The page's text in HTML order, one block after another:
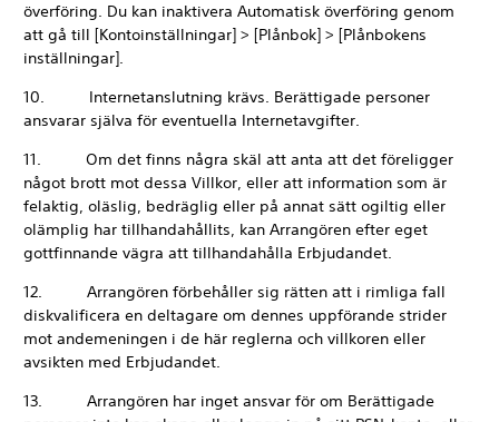
överföring. Du kan inaktivera Automatisk överföring genom
att gå till [Kontoinställningar] > [Plånbok] > [Plånbokens
inställningar].
10. Internetanslutning krävs. Berättigade personer
ansvarar själva för eventuella Internetavgifter.
11. Om det finns några skäl att anta att det föreligger
något brott mot dessa Villkor, eller att information som är
felaktig, oläslig, bedräglig eller på annat sätt ogiltig eller
olämplig har tillhandahållits, kan Arrangören efter eget
gottfinnande vägra att tillhandahålla Erbjudandet.
12. Arrangören förbehåller sig rätten att i rimliga fall
diskvalificera en deltagare om dennes uppförande strider
mot andemeningen i de här reglerna och villkoren eller
avsikten med Erbjudandet.
13. Arrangören har inget ansvar för om Berättigade